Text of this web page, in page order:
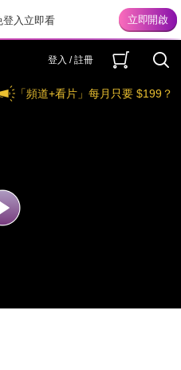
入立即看
登入 / 註冊
「頻道+看片」每月只要 $199？